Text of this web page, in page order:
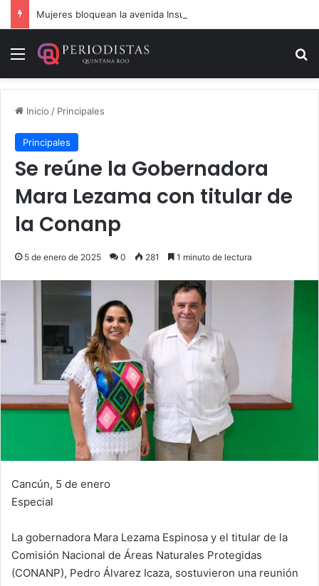
Menú
Inicio / Principales
Principales
Se reúne la Gobernadora
Mara Lezama con titular de
la Conanp
5 de enero de 2025 0 281 1 minuto de lectura
Cancún, 5 de enero
Especial
La gobernadora Mara Lezama Espinosa y el titular de la
Comisión Nacional de Áreas Naturales Protegidas
(CONANP), Pedro Álvarez Icaza, sostuvieron una reunión